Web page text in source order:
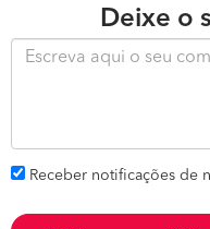
Deixe o
Receber notificações de